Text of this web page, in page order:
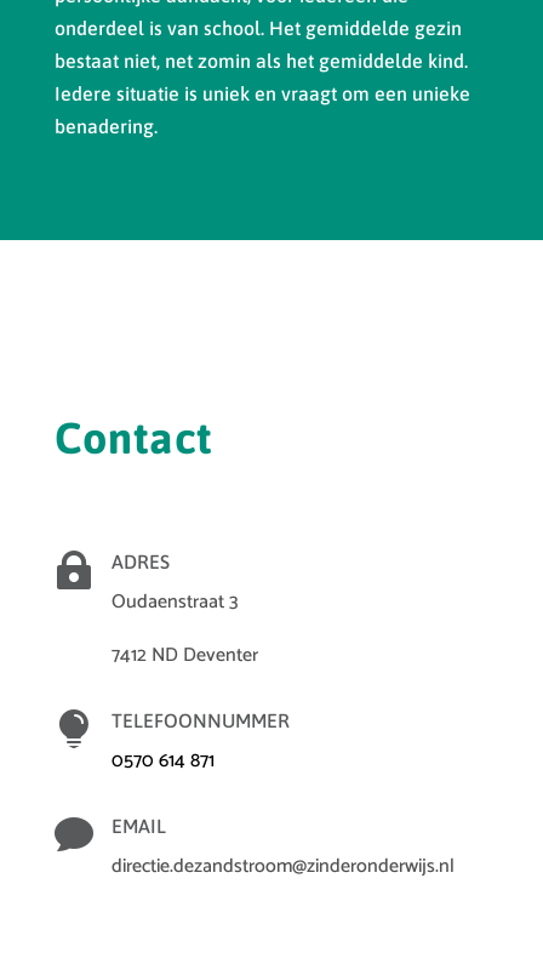
onderdeel is van school. Het gemiddelde gezin
bestaat niet, net zomin als het gemiddelde kind.
Iedere situatie is uniek en vraagt om een unieke
benadering.
Contact
 ADRES
Oudaenstraat 3
7412 ND Deventer
 TELEFOONNUMMER
0570 614 871
 EMAIL
directie.dezandstroom@zinderonderwijs.nl